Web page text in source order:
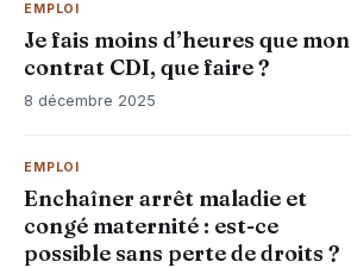
EMPLOI
Je fais moins d’heures que mon
contrat CDI, que faire ?
8 décembre 2025
EMPLOI
Enchaîner arrêt maladie et
congé maternité : est-ce
possible sans perte de droits ?